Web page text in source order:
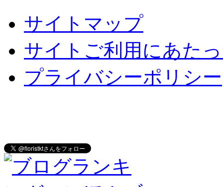
サイトマップ
サイトご利用にあた
プライバシーポリシー